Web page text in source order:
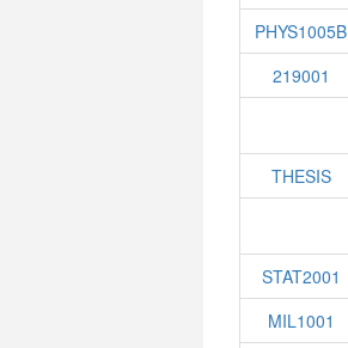
PHYS1005B
219001
THESIS
STAT2001
MIL1001